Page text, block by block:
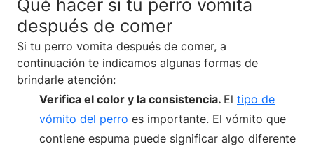
Qué hacer si tu perro vomita
después de comer
Si tu perro vomita después de comer, a
continuación te indicamos algunas formas de
brindarle atención:
Verifica el color y la consistencia. El tipo de
vómito del perro es importante. El vómito que
contiene espuma puede significar algo diferente